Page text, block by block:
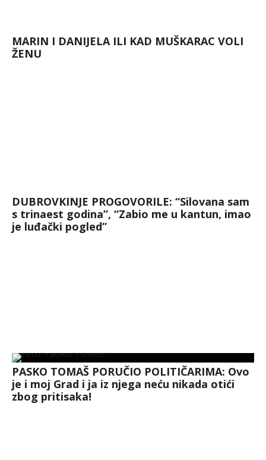
MARIN I DANIJELA ILI KAD MUŠKARAC VOLI
ŽENU
DUBROVKINJE PROGOVORILE: “Silovana sam
s trinaest godina”, “Zabio me u kantun, imao
je luđački pogled”
PASKO TOMAŠ PORUČIO POLITIČARIMA: Ovo
je i moj Grad i ja iz njega neću nikada otići
zbog pritisaka!